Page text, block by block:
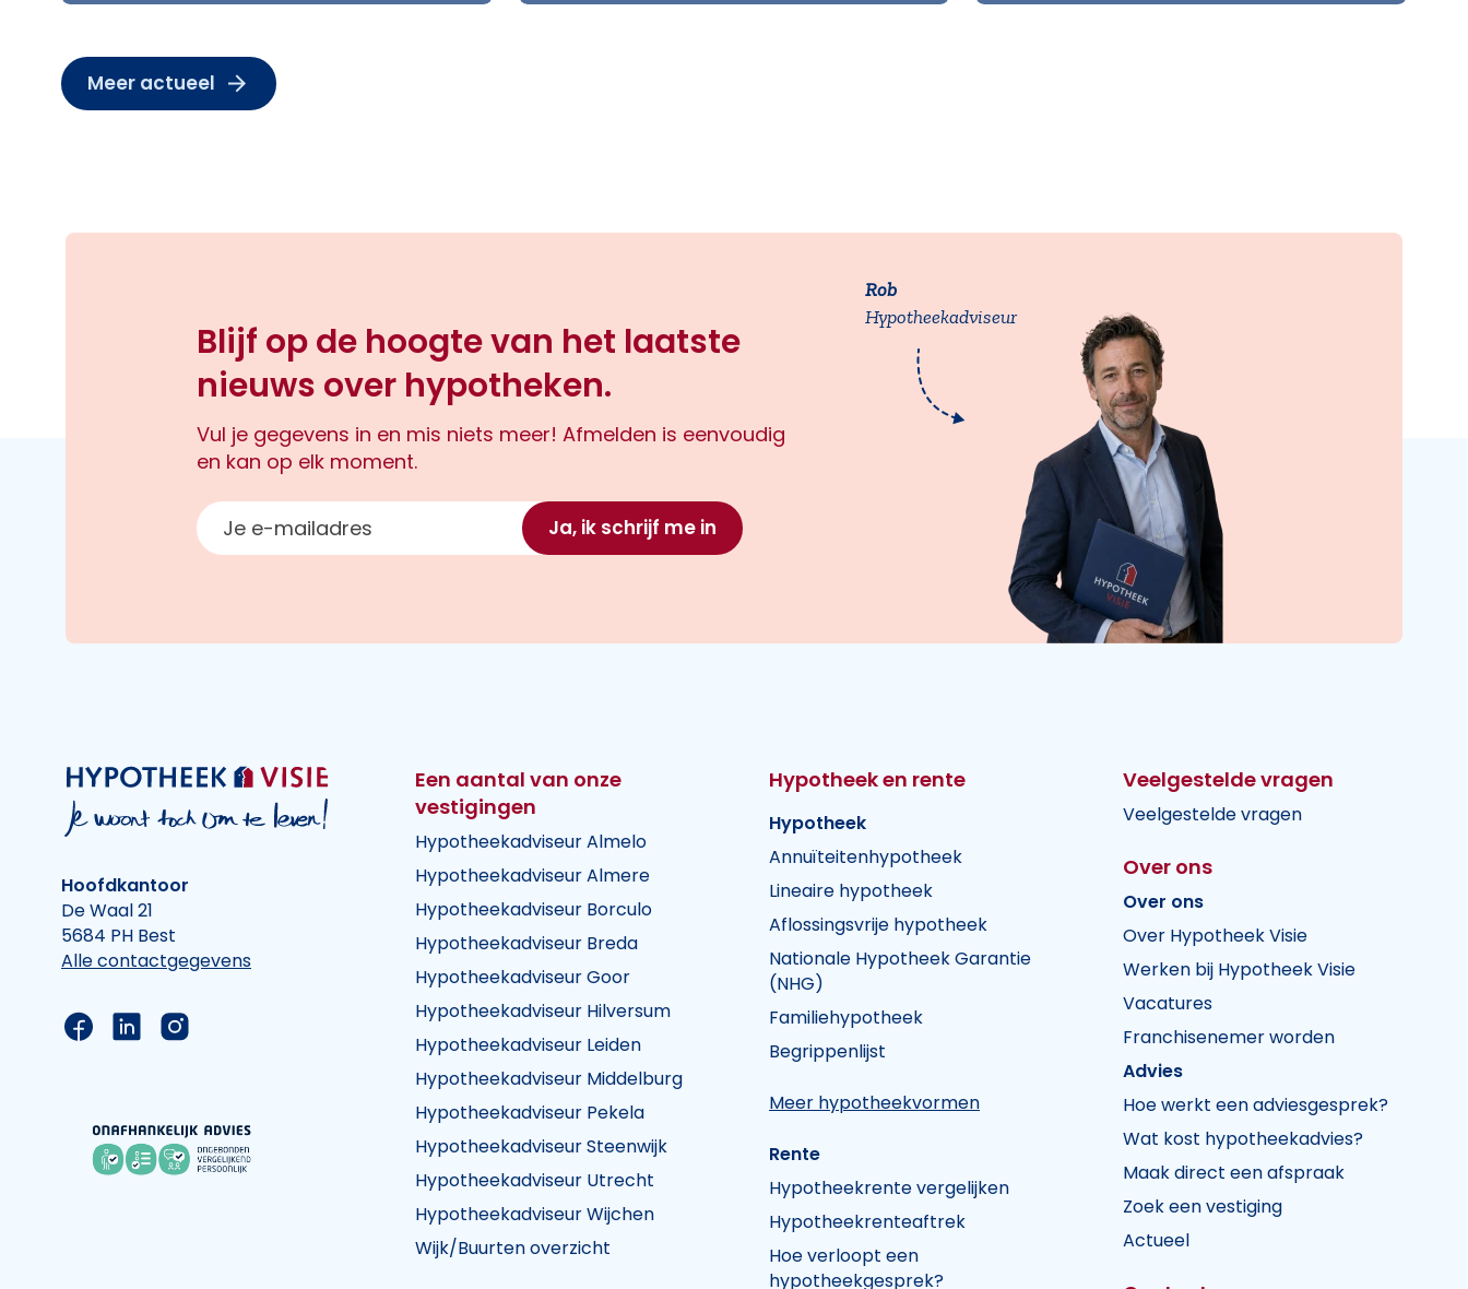
Meer actueel
Blijf op de hoogte van het laatste
nieuws over hypotheken.
Vul je gegevens in en mis niets meer! Afmelden is eenvoudig
en kan op elk moment.
E-mailadres
Ja, ik schrijf me in
Rob
Hypotheekadviseur
Hoofdkantoor
De Waal 21
5684 PH Best
Alle contactgegevens
Link naar de Facebook pagina van Hypotheek Visie
Link naar de LinkedIn pagina van Hypotheek Visie
Link naar de Instagram pagina van Hypotheek Visie
Een aantal van onze
vestigingen
Hypotheekadviseur Almelo
Hypotheekadviseur Almere
Hypotheekadviseur Borculo
Hypotheekadviseur Breda
Hypotheekadviseur Goor
Hypotheekadviseur Hilversum
Hypotheekadviseur Leiden
Hypotheekadviseur Middelburg
Hypotheekadviseur Pekela
Hypotheekadviseur Steenwijk
Hypotheekadviseur Utrecht
Hypotheekadviseur Wijchen
Wijk/Buurten overzicht
Hypotheek en rente
Hypotheek
Annuïteitenhypotheek
Lineaire hypotheek
Aflossingsvrije hypotheek
Nationale Hypotheek Garantie
(NHG)
Familiehypotheek
Begrippenlijst
Meer hypotheekvormen
Rente
Hypotheekrente vergelijken
Hypotheekrenteaftrek
Hoe verloopt een
hypotheekgesprek?
Veelgestelde vragen
Veelgestelde vragen
Over ons
Over ons
Over Hypotheek Visie
Werken bij Hypotheek Visie
Vacatures
Franchisenemer worden
Advies
Hoe werkt een adviesgesprek?
Wat kost hypotheekadvies?
Maak direct een afspraak
Zoek een vestiging
Actueel